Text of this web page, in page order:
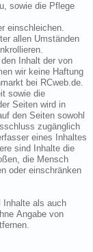
sowie die Pflege
einschleichen.
allen Umständen
Inhalt der von
wir keine Haftung
bei RCweb.de.
sowie die
Seiten wird in
den Seiten sowohl
zugänglich
eines Inhaltes
sind Inhalte die
die Mensch
oder einschränken
Inhalte als auch
Angabe von